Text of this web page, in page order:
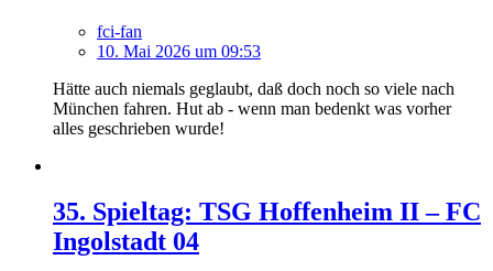
fci-fan
10. Mai 2026 um 09:53
Hätte auch niemals geglaubt, daß doch noch so viele nach
München fahren. Hut ab - wenn man bedenkt was vorher
alles geschrieben wurde!
35. Spieltag: TSG Hoffenheim II – FC
Ingolstadt 04